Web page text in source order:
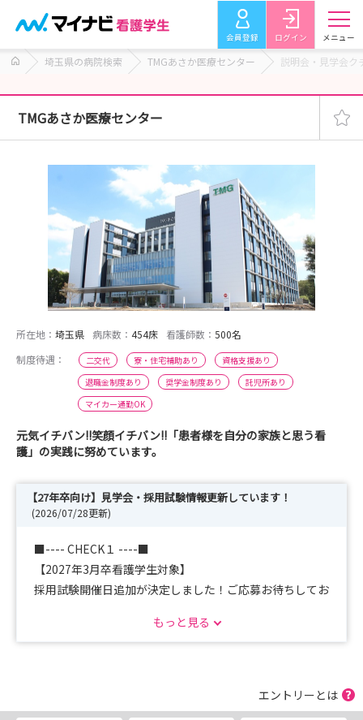
会員登録 ログイン メニュー
埼玉県の病院検索 TMGあさか医療センター 説明会・見学会ク
TMGあさか医療センター
所在地： 埼玉県 病床数： 454床 看護師数： 500名
制度待遇：
二交代 寮・住宅補助あり
資格支援あり
退職金制度あり
奨学金制度あり
託児所あり
マイカー通勤OK
元気イチバン!!笑顔イチバン!!「患者様を自分の家族と思う看
護」の実践に努めています。
【27年卒向け】見学会・採用試験情報更新しています！
(2026/07/28更新)
■---- CHECK１ ----■
【2027年3月卒看護学生対象】
採用試験開催日追加が決定しました！ご応募お待ちしてお
■---- CHECK２ ----■
もっと見る
エントリーとは